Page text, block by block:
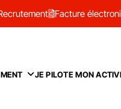
Facture
JE PILOTE MON